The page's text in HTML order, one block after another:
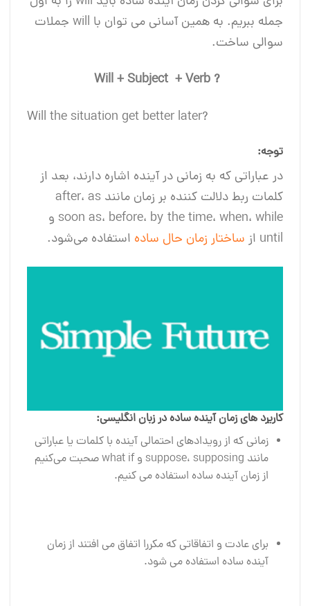
جمله ببریم. به همین آسانی می توان با will جملات
سوالی ساخت.
? Will
+ Subject + Verb
?Will the situation get better later
توجه:
در عباراتی که به زمانی در آینده اشاره دارند، بعد از
کلمات ربط دلالت ‌کننده بر زمان مانند after، as
soon as، before، by the time، when، while و
until از
ساختار زمان حال ساده استفاده می‌شود.
کاریرد های زمان آینده ساده در زبان انگلیسی:
زمانی که از رویدادهای احتمالی آینده با کلمات یا عباراتی
مانند suppose، supposing و what if صحبت می‌کنیم
از زمان آینده ساده استفاده می کنیم.
برای عادت و اتفاقاتی که مکررا اتفاق می افتند از زمان
آینده ساده استفاده می شود.